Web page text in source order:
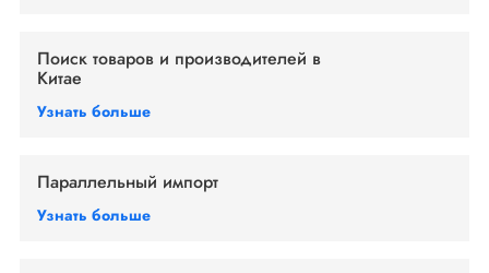
Поиск товаров и производителей в
Китае
Узнать больше
Параллельный импорт
Узнать больше